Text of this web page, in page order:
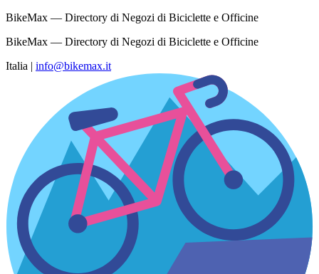
BikeMax — Directory di Negozi di Biciclette e Officine
BikeMax — Directory di Negozi di Biciclette e Officine
Italia | info@bikemax.it